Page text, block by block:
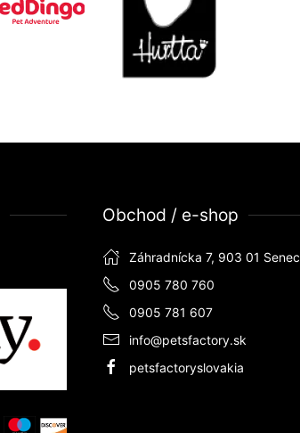
Obchod / e-shop
Záhradnícka 7, 903 01 Senec
0905 780 760
0905 781 607
info@petsfactory.sk
petsfactoryslovakia